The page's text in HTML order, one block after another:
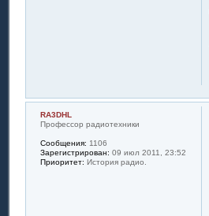
RA3DHL
Профессор радиотехники
Сообщения: 1106
Зарегистрирован: 09 июл 2011, 23:52
Приоритет: История радио.